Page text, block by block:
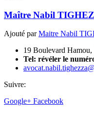
Maître Nabil
Ajouté parMaitre Nabil
19 Boulevard
Tel: révéler le
Suivre:
Google+ Facebook